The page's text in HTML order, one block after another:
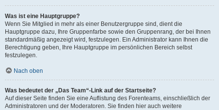
Was ist eine Hauptgruppe?
Wenn Sie Mitglied in mehr als einer Benutzergruppe sind, dient die
Hauptgruppe dazu, Ihre Gruppenfarbe sowie den Gruppenrang, der bei Ihnen
standardmäßig angezeigt wird, festzulegen. Ein Administrator kann Ihnen die
Berechtigung geben, Ihre Hauptgruppe im persönlichen Bereich selbst
festzulegen.
Nach oben
Was bedeutet der „Das Team“-Link auf der Startseite?
Auf dieser Seite finden Sie eine Auflistung des Forenteams, einschließlich der
Administratoren und der Moderatoren. Sie finden hier auch weitere